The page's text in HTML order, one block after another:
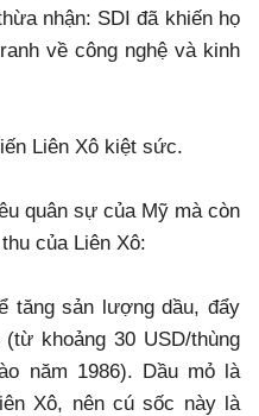
nhận: SDI đã khiến họ
về công nghệ và kinh
Liên Xô kiệt sức.
quân sự của Mỹ mà còn
của Liên Xô:
tăng sản lượng dầu, đẩy
khoảng 30 USD/thùng
năm 1986). Dầu mỏ là
Xô, nên cú sốc này là